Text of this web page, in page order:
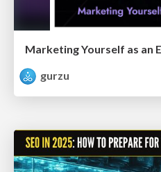
Marketing Yourself as an
gurzu